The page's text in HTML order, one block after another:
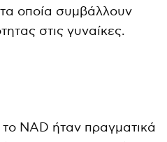
οποία συμβάλλουν
στις γυναίκες.
το NAD ήταν πραγματικά